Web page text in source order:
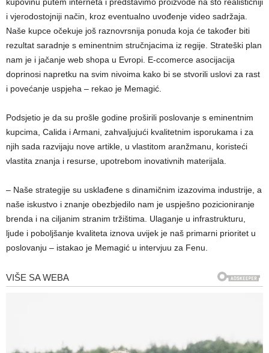
i vjerodostojniji način, kroz eventualno uvođenje video sadržaja.
Naše kupce očekuje još raznovrsnija ponuda koja će također biti
rezultat saradnje s eminentnim stručnjacima iz regije. Strateški plan
nam je i jačanje web shopa u Evropi. E-ccomerce asocijacija
doprinosi napretku na svim nivoima kako bi se stvorili uslovi za rast
i povećanje uspjeha – rekao je Memagić.
Podsjetio je da su prošle godine proširili poslovanje s eminentnim
kupcima, Calida i Armani, zahvaljujući kvalitetnim isporukama i za
njih sada razvijaju nove artikle, u vlastitom aranžmanu, koristeći
vlastita znanja i resurse, upotrebom inovativnih materijala.
– Naše strategije su usklađene s dinamičnim izazovima industrije, a
naše iskustvo i znanje obezbjedilo nam je uspješno pozicioniranje
brenda i na ciljanim stranim tržištima. Ulaganje u infrastrukturu,
ljude i poboljšanje kvaliteta iznova uvijek je naš primarni prioritet u
poslovanju – istakao je Memagić u intervjuu za Fenu.